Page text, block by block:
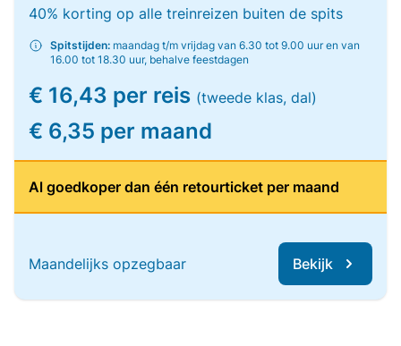
40% korting op alle treinreizen buiten de spits
Spitstijden: maandag t/m vrijdag van 6.30 tot 9.00 uur en van
16.00 tot 18.30 uur, behalve feestdagen
€ 16,43 per reis (tweede klas, dal)
€ 6,35 per maand
Al goedkoper dan één retourticket per maand
Maandelijks opzegbaar Bekijk